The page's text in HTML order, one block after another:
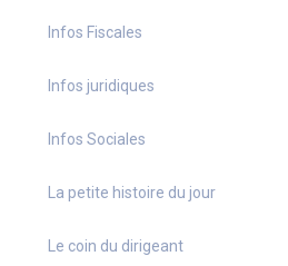
Infos Fiscales
Infos juridiques
Infos Sociales
La petite histoire du jour
Le coin du dirigeant